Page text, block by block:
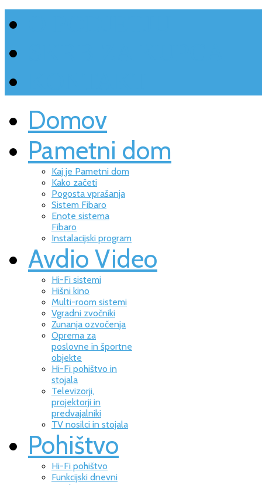
Domov
Pametni dom
Kaj je Pametni dom
Kako začeti
Pogosta vprašanja
Sistem Fibaro
Enote sistema
Fibaro
Instalacijski program
Avdio Video
Hi-Fi sistemi
Hišni kino
Multi-room sistemi
Vgradni zvočniki
Zunanja ozvočenja
Oprema za
poslovne in športne
objekte
Hi-Fi pohištvo in
stojala
Televizorji,
projektorji in
predvajalniki
TV nosilci in stojala
Pohištvo
Hi-Fi pohištvo
Funkcijski dnevni